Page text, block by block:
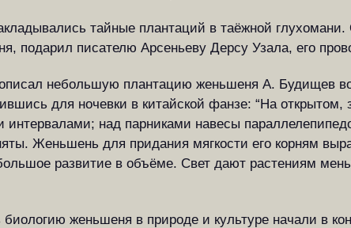
тайные плантаций в таёжной
подарил писателю Арсеньеву Дерсу Узала, его
небольшую плантацию женьшеня А. Будищев
для ночевки в китайской фанзе: “На
интервалами; над парниками навесы
Женьшень для придания мягкости его корням
развитие в объёме. Свет дают растениям
биологию женьшеня в природе и культуре начали в